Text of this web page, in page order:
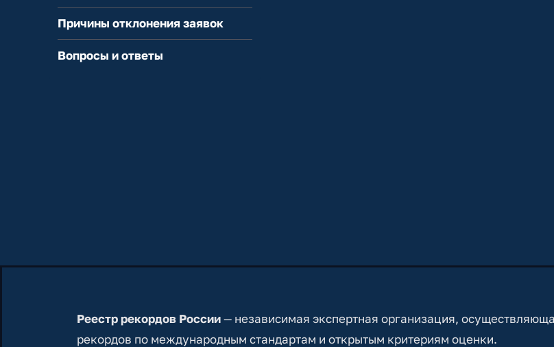
Причины отклонения заявок
Вопросы и ответы
Реестр рекордов России— независимая экспертная организация,
рекордов по международным стандартам и открытым критериям оценки.